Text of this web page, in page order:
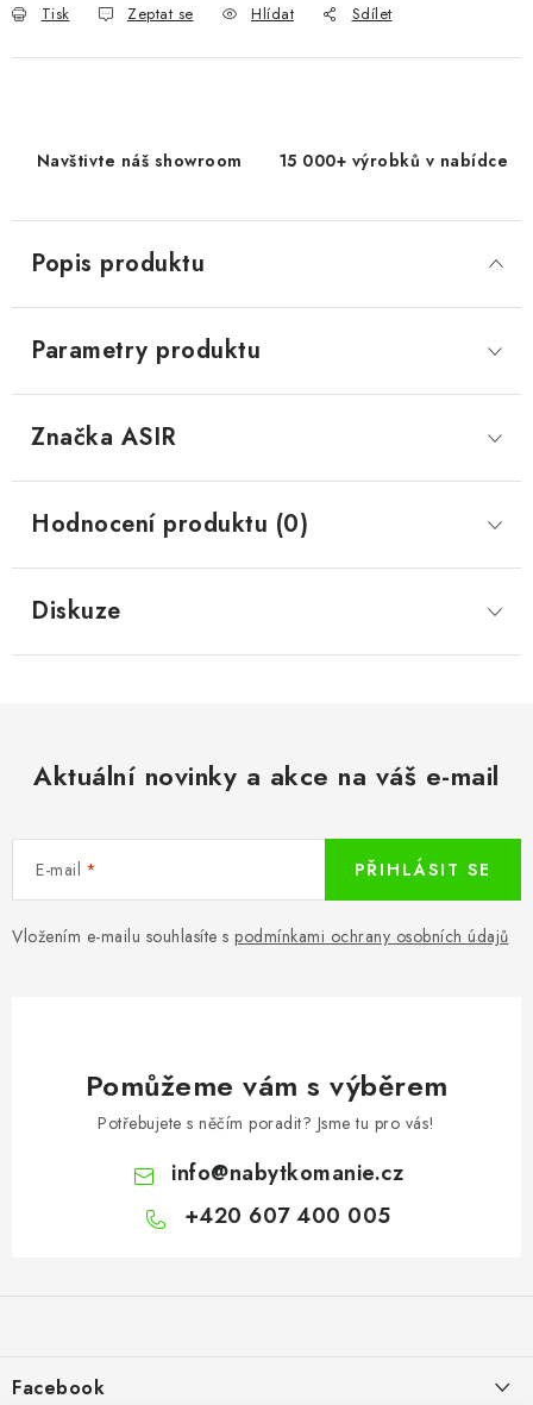
Tisk Zeptat se Hlídat Sdílet
Navštivte náš showroom 15 000+ výrobků v nabídce
Popis produktu
Parametry produktu
Značka ASIR
Hodnocení produktu (0)
Diskuze
Aktuální novinky a akce na váš e-mail
E-mail
Vložením e-mailu souhlasíte s podmínkami ochrany osobních údajů
PŘIHLÁSIT SE
Pomůžeme vám s výběrem
Potřebujete s něčím poradit? Jsme tu pro vás!
info@nabytkomanie.cz
+420 607 400 005
aFacebook